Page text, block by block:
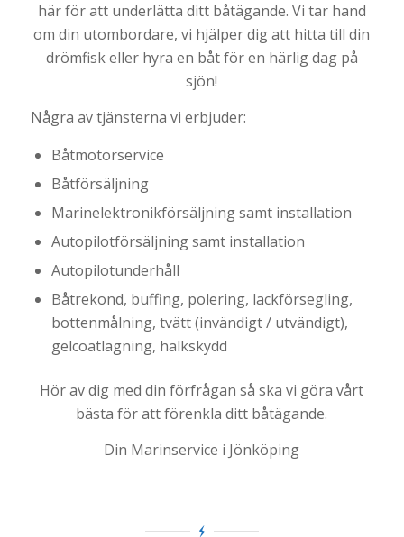
här för att underlätta ditt båtägande. Vi tar hand
om din utombordare, vi hjälper dig att hitta till din
drömfisk eller hyra en båt för en härlig dag på
sjön!
Några av tjänsterna vi erbjuder:
Båtmotorservice
Båtförsäljning
Marinelektronikförsäljning samt installation
Autopilotförsäljning samt installation
Autopilotunderhåll
Båtrekond, buffing, polering, lackförsegling,
bottenmålning, tvätt (invändigt / utvändigt),
gelcoatlagning, halkskydd
Hör av dig med din förfrågan så ska vi göra vårt
bästa för att förenkla ditt båtägande.
Din Marinservice i Jönköping